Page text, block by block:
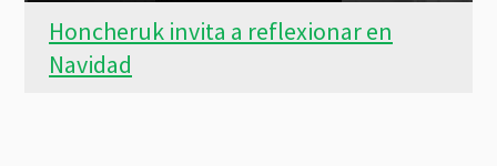
Honcheruk invita a reflexionar en
Navidad